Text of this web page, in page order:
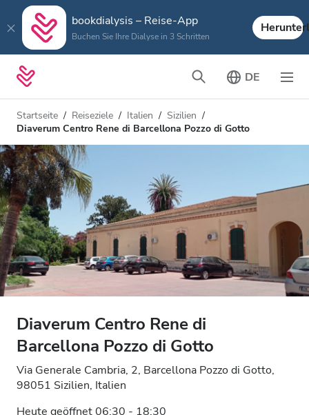
bookdialysis – Reise-App
Buchen Sie Ihre Dialyse in 3 Schritten
DE
Startseite Reiseziele Italien
Sizilien
Diaverum Centro Rene di Barcellona Pozzo di Gotto
Diaverum Centro Rene di
Barcellona Pozzo di Gotto
Via Generale Cambria, 2, Barcellona Pozzo di Gotto,
98051 Sizilien, Italien
Heute geöffnet 06:30 - 18:30